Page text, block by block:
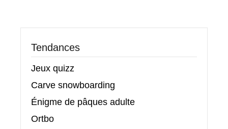
Tendances
Jeux quizz
Carve snowboarding
Énigme de pâques adulte
Ortbo